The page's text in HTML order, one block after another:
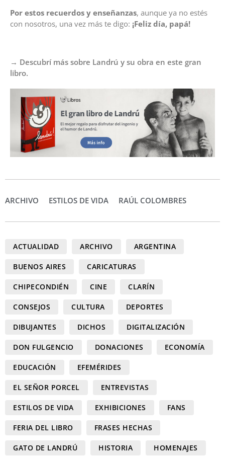
Por estos recuerdos y enseñanzas, aunque ya no estés
con nosotros, una vez más te digo: ¡Feliz día, papá!
→ Descubrí más sobre Landrú y su obra en este gran
libro.
ARCHIVO ESTILOS DE VIDA RAÚL COLOMBRES
ACTUALIDAD ARCHIVO ARGENTINA
BUENOS AIRES CARICATURAS
CHIPECONDIÉN CINE CLARÍN
CONSEJOS CULTURA DEPORTES
DIBUJANTES DICHOS DIGITALIZACIÓN
DON FULGENCIO DONACIONES ECONOMÍA
EDUCACIÓN EFEMÉRIDES
EL SEÑOR PORCEL ENTREVISTAS
ESTILOS DE VIDA EXHIBICIONES FANS
FERIA DEL LIBRO FRASES HECHAS
GATO DE LANDRÚ HISTORIA HOMENAJES